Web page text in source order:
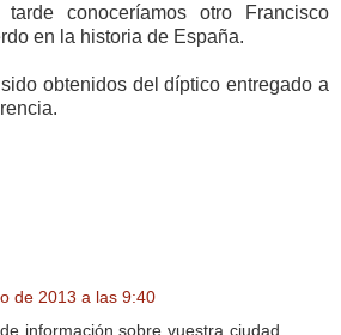
conoceríamos otro Francisco
en la historia de España.
obtenidos del díptico entregado a
de 2013 a las 9:40
información sobre vuestra ciudad ....... ,